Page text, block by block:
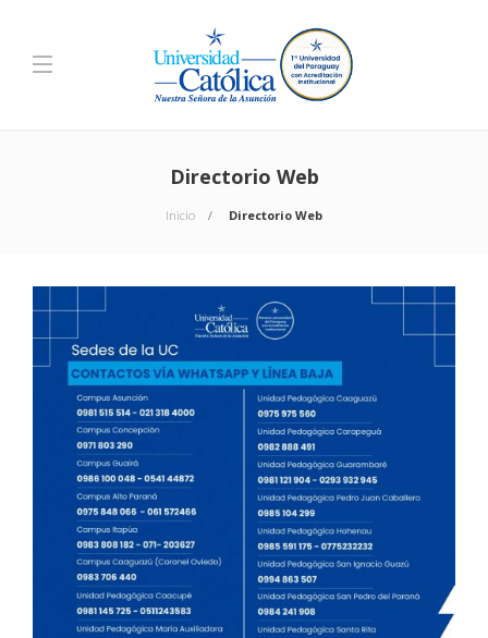
Directorio Web
Inicio Directorio Web